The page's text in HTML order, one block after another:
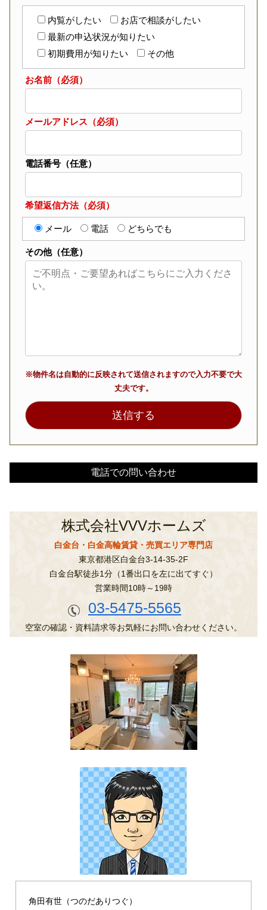
内覧がしたい
お店で相談がしたい
最新の申込状況が知りたい
初期費用が知りたい
その他
お名前（必須）
メールアドレス（必須）
電話番号（任意）
希望返信方法（必須）
メール 電話 どちらでも
その他（任意）
※物件名は自動的に反映されて送信されますので入力不要で大
丈夫です。
電話での問い合わせ
株式会社VVVホームズ
白金台・白金高輪賃貸・売買エリア専門店
東京都港区白金台3-14-35-2F
白金台駅徒歩1分（1番出口を左に出てすぐ）
営業時間10時～19時
03-5475-5565
空室の確認・資料請求等お気軽にお問い合わせください。
角田有世（つのだありつぐ）